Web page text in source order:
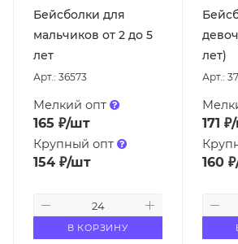
Бейсболки для
мальчиков от 2 до 5
лет
Арт.: 36573
Мелкий опт
165 ₽/шт
Крупный опт
154 ₽/шт
В КОРЗИНУ
лет)
Арт.:
171 ₽
160₽